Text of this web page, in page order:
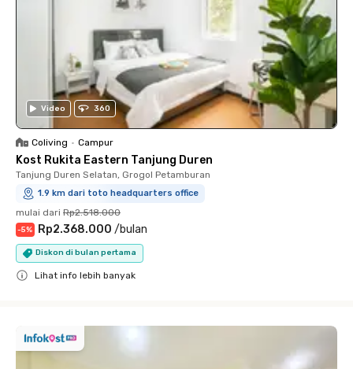
Video 360
Coliving • Campur
Kost Rukita Eastern Tanjung Duren
Tanjung Duren Selatan, Grogol Petamburan
1.9 km dari toto headquarters office
mulai dari Rp2.518.000
-5% Rp2.368.000 /bulan
Diskon di bulan pertama
Lihat info lebih banyak